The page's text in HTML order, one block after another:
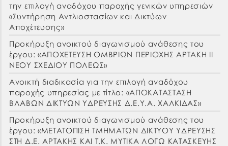
την επιλογή αναδόχου παροχής γενικών υπηρεσιών
«Συντήρηση Αντλιοστασίων και Δικτύων
Αποχέτευσης»
Προκήρυξη ανοικτού διαγωνισμού ανάθεσης του
έργου: «ΑΠΟΧΕΤΕΥΣΗ ΟΜΒΡΙΩΝ ΠΕΡΙΟΧΗΣ ΑΡΤΑΚΗ ΙΙ
ΝΕΟΥ ΣΧΕΔΙΟΥ ΠΟΛΕΩΣ»
Ανοικτή διαδικασία για την επιλογή αναδόχου
παροχής υπηρεσίας με τίτλο: «ΑΠΟΚΑΤΑΣΤΑΣΗ
ΒΛΑΒΩΝ ΔΙΚΤΥΩΝ ΥΔΡΕΥΣΗΣ Δ.Ε.Υ.Α. ΧΑΛΚΙΔΑΣ»
Προκήρυξη ανοικτού διαγωνισμού ανάθεσης του
έργου: «ΜΕΤΑΤΟΠΙΣΗ ΤΜΗΜΑΤΩΝ ΔΙΚΤΥΟΥ ΥΔΡΕΥΣΗΣ
ΣΤΗ Δ.Ε. ΑΡΤΑΚΗΣ ΚΑΙ Τ.Κ. ΜΥΤΙΚΑ ΛΟΓΩ ΚΑΤΑΣΚΕΥΗΣ